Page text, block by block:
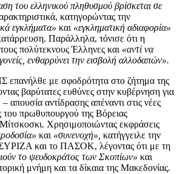
του ελληνικού πληθυσμού βρίσκεται σε
κατηγορώντας την
εγκλήματα» και «εγκληματική αδιαφορία»
Παράλληλα, τόνισε ότι η
τους πολύτεκνους Έλληνες και «αντί να
ενθαρρύνει την εισβολή αλλοδαπών».
επανήλθε με σφοδρότητα στο ζήτημα της
βαρύτατες ευθύνες στην κυβέρνηση για
απουσία αντίδρασης απέναντι στις νέες
του πρωθυπουργού της Βόρειας
Χρησιμοποιώντας εκφράσεις
και «συνενοχή», κατήγγειλε την
και το ΠΑΣΟΚ, λέγοντας ότι με τη
το ψευδοκράτος των Σκοπίων» και
μνήμη και τα δίκαια της Μακεδονίας.